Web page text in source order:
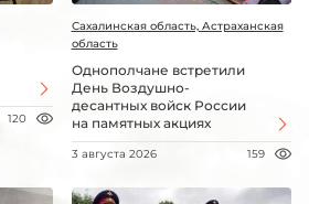
120
Сахалинская область, Астраханская
область
Однополчане встретили
День Воздушно-
десантных войск России
на памятных акциях
3 августа 2026 159